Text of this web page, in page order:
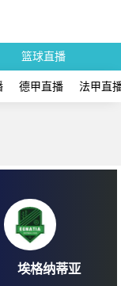
篮球直播
德甲直播 法甲直